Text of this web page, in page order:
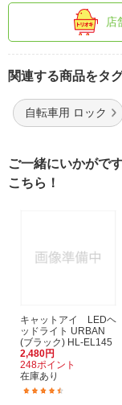
店
関連する商品をタ
自転車用 ロック
ご一緒にいかがで
こちら！
キャットアイ LEDヘ
ッドライト URBAN
(ブラック) HL-EL145
2,480円
248ポイント
在庫あり